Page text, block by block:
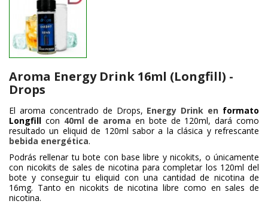
Aroma Energy Drink 16ml (Longfill) -
Drops
El aroma concentrado de Drops, Energy Drink en formato
Longfill con 40ml de aroma en bote de 120ml, dará como
resultado un eliquid de 120ml sabor a la clásica y refrescante
bebida energética.
Podrás rellenar tu bote con base libre y nicokits, o únicamente
con nicokits de sales de nicotina para completar los 120ml del
bote y conseguir tu eliquid con una cantidad de nicotina de
16mg. Tanto en nicokits de nicotina libre como en sales de
nicotina.